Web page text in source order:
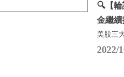
🔍【
金繼續
美股三
2022/